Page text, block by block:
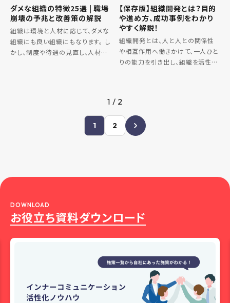
ダメな組織の特徴25選 | 職場
崩壊の予兆と改善策の解説
組織は環境と人材に応じて、ダメな
組織にも良い組織にもなります。 し
かし、制度や待遇の見直し、人材の
【保存版】組織開発とは？目的
や進め方、成功事例をわかり
やすく解説！
組織開発とは、人と人との関係性
や相互作用へ働きかけて、一人ひと
りの能力を引き出し、組織を活性化
を明確化し、それに対して試験的
[…]
1 / 2
1 2
お役立ち資料ダウンロード
DOWNLOAD